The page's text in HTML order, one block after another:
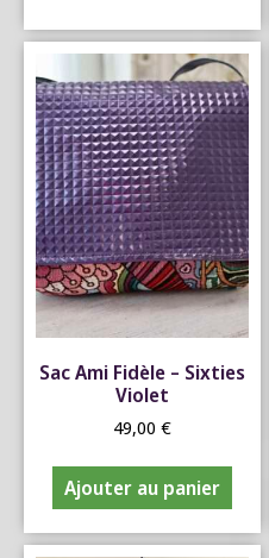
Sac Ami Fidèle – Sixties
Violet
49,00 €
Ajouter au panier